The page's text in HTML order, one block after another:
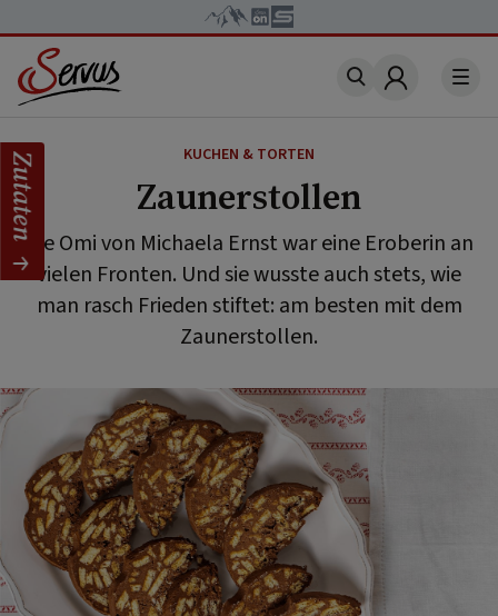
Account
KUCHEN & TORTEN
Zaunerstollen
Die Omi von Michaela Ernst war eine Eroberin an
vielen Fronten. Und sie wusste auch stets, wie
man rasch Frieden stiftet: am besten mit dem
Zaunerstollen.
Zutaten